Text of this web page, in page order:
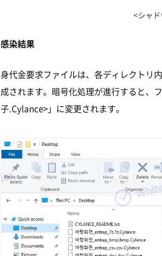
<シャ
感染結果
身代金要求ファイルは、各ディレクトリ
成されます。暗号化処理が進行すると、
子.Cylance>」に変更されます。